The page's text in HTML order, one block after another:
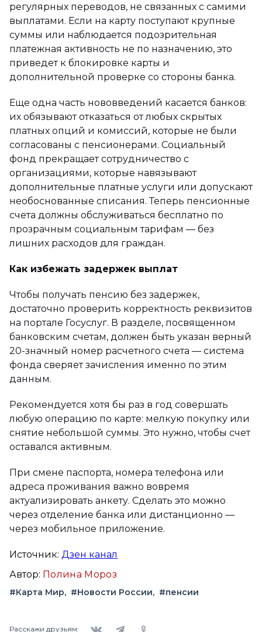
регулярных переводов, не связанных с самими
выплатами. Если на карту поступают крупные
суммы или наблюдается подозрительная
платежная активность не по назначению, это
приведет к блокировке карты и
дополнительной проверке со стороны банка.
Еще одна часть нововведений касается банков:
их обязывают отказаться от любых скрытых
платных опций и комиссий, которые не были
согласованы с пенсионерами. Социальный
фонд прекращает сотрудничество с
организациями, которые навязывают
дополнительные платные услуги или допускают
необоснованные списания. Теперь пенсионные
счета должны обслуживаться бесплатно по
прозрачным социальным тарифам — без
лишних расходов для граждан.
Как избежать задержек выплат
Чтобы получать пенсию без задержек,
достаточно проверить корректность реквизитов
на портале Госуслуг. В разделе, посвященном
банковским счетам, должен быть указан верный
20-значный номер расчетного счета — система
фонда сверяет зачисления именно по этим
данным.
Рекомендуется хотя бы раз в год совершать
любую операцию по карте: мелкую покупку или
снятие небольшой суммы. Это нужно, чтобы счет
оставался активным.
При смене паспорта, номера телефона или
адреса проживания важно вовремя
актуализировать анкету. Сделать это можно
через отделение банка или дистанционно —
через мобильное приложение.
Источник: Дзен канал
Автор: Полина Мороз
#Карта Мир #Новости России #пенсии
Расскажи друзьям: